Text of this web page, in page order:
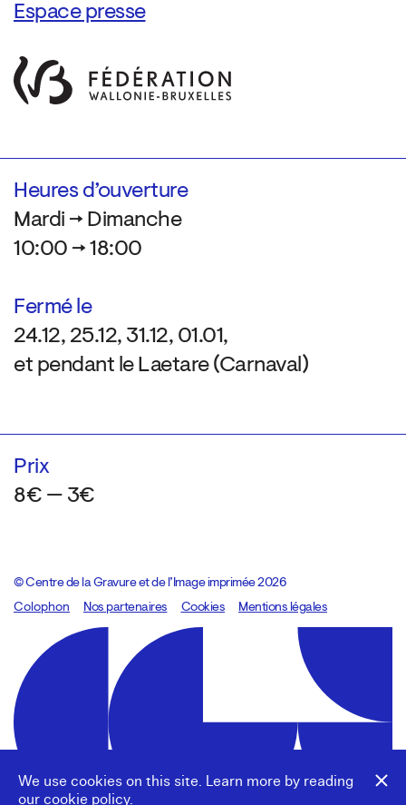
We use cookies on this site. Learn more by reading
our cookie policy.
Espace presse
Heures d’ouverture
Mardi → Dimanche
10:00 → 18:00
Fermé le
24.12, 25.12, 31.12, 01.01,
et pendant le Laetare (Carnaval)
Prix
8€ — 3€
© Centre de la Gravure et de l’Image imprimée 2026
Colophon
Design:Marcel Kaczmarek, code:8080.studio
Nos partenaires Cookies Mentions légales